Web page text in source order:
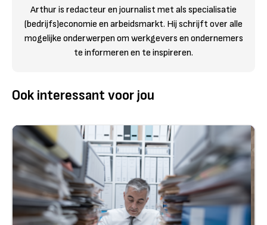
Arthur is redacteur en journalist met als specialisatie
(bedrijfs)economie en arbeidsmarkt. Hij schrijft over alle
mogelijke onderwerpen om werkgevers en ondernemers
te informeren en te inspireren.
Ook interessant voor jou